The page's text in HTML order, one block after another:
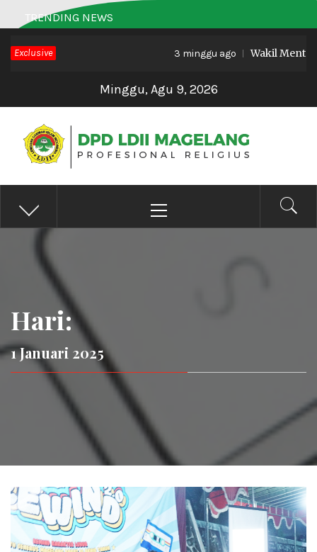
to
content
TRENDING NEWS
Exclusive 3 minggu ago Wakil Menteri
Minggu, Agu 9, 2026
DPD LDII MAGELANG
Profesional Religius
Menu
Hari:
1 Januari 2025